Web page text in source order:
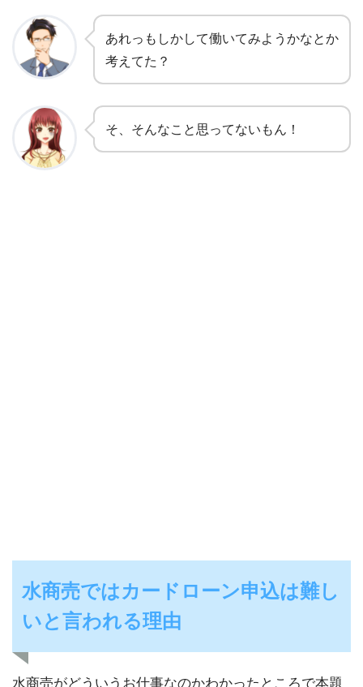
あれっもしかして働いてみようかなとか
考えてた？
そ、そんなこと思ってないもん！
水商売ではカードローン申込は難し
いと言われる理由
水商売がどういうお仕事なのかわかったところで本題